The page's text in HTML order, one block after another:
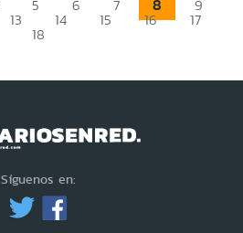
5 6 7 8 9
13 14 15 16 17
18
Síguenos en: